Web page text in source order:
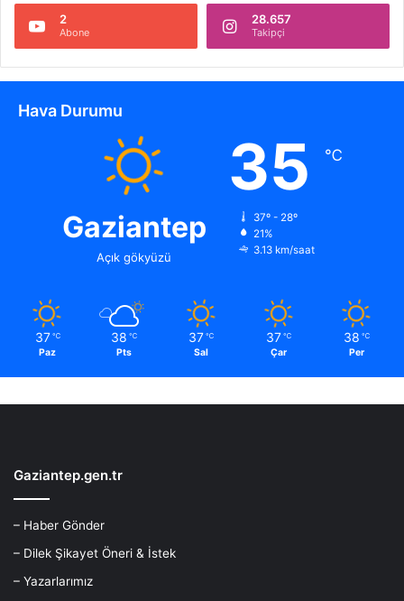
2
Abone
28.657
Takipçi
Hava Durumu
Gaziantep
Açık gökyüzü
35 ℃
37º - 28º
21%
3.13 km/saat
37 ℃
Paz
38 ℃
Pts
37 ℃
Sal
37 ℃
Çar
38 ℃
Per
Gaziantep.gen.tr
– Haber Gönder
– Dilek Şikayet Öneri & İstek
– Yazarlarımız